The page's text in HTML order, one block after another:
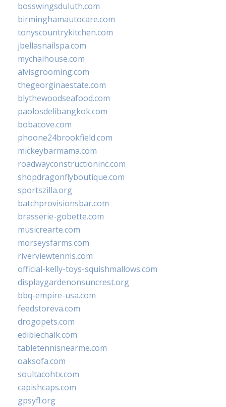
bosswingsduluth.com
birminghamautocare.com
tonyscountrykitchen.com
jbellasnailspa.com
mychaihouse.com
alvisgrooming.com
thegeorginaestate.com
blythewoodseafood.com
paolosdelibangkok.com
bobacove.com
phoone24brookfield.com
mickeybarmama.com
roadwayconstructioninc.com
shopdragonflyboutique.com
sportszilla.org
batchprovisionsbar.com
brasserie-gobette.com
musicrearte.com
morseysfarms.com
riverviewtennis.com
official-kelly-toys-squishmallows.com
displaygardenonsuncrest.org
bbq-empire-usa.com
feedstoreva.com
drogopets.com
ediblechalk.com
tabletennisnearme.com
oaksofa.com
soultacohtx.com
capishcaps.com
gpsyfl.org